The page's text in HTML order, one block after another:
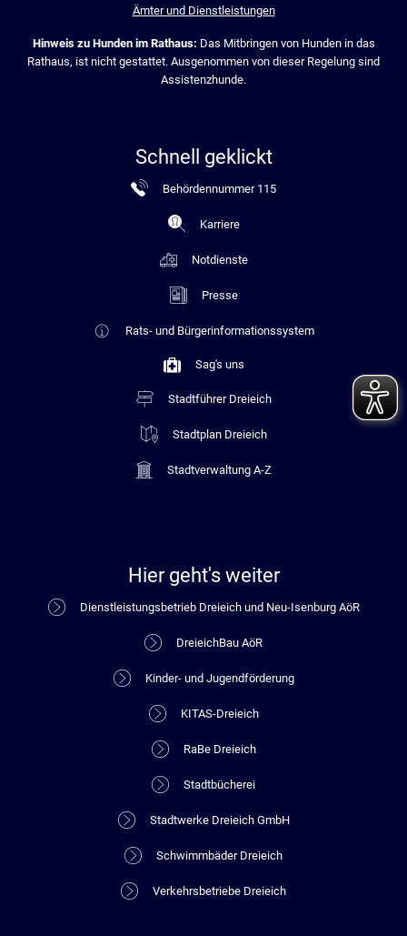
Ämter und Dienstleistungen
Hinweis zu Hunden im Rathaus: Das Mitbringen von Hunden in das
Rathaus, ist nicht gestattet. Ausgenommen von dieser Regelung sind
Assistenzhunde.
Schnell geklickt
Behördennummer 115
Karriere
Notdienste
Presse
Rats- und Bürgerinformationssystem
Sag's uns
Stadtführer Dreieich
Stadtplan Dreieich
Stadtverwaltung A-Z
Hier geht's weiter
Dienstleistungsbetrieb Dreieich und Neu-Isenburg AöR
DreieichBau AöR
Kinder- und Jugendförderung
KITAS-Dreieich
RaBe Dreieich
Stadtbücherei
Stadtwerke Dreieich GmbH
Schwimmbäder Dreieich
Verkehrsbetriebe Dreieich